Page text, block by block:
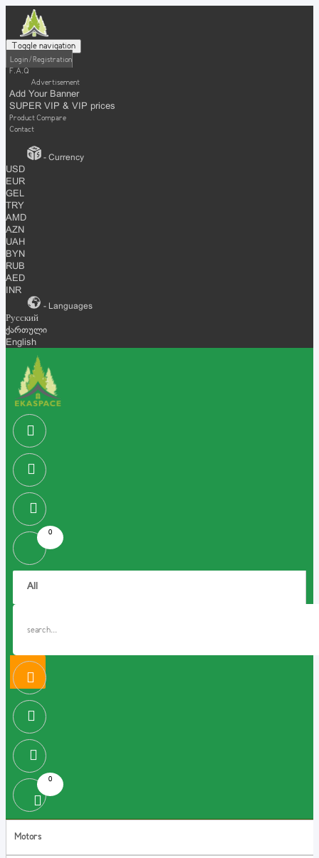
Toggle navigation
Login / Registration
F.A.Q
Advertisement
Add Your Banner
SUPER VIP & VIP prices
Product Compare
Contact
- Currency
USD
EUR
GEL
TRY
AMD
AZN
UAH
BYN
RUB
AED
INR
- Languages
Русский
ქართული
English
0
0
Motors